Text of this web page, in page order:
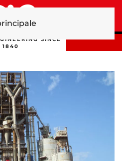
SINCE
1840